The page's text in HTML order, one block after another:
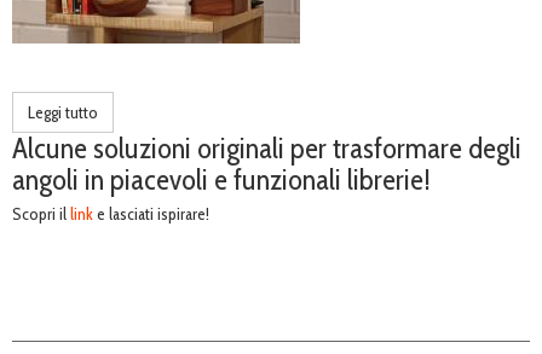
Leggi tutto
Alcune soluzioni originali per trasformare degli
angoli in piacevoli e funzionali librerie!
Scopri illinke lasciati ispirare!